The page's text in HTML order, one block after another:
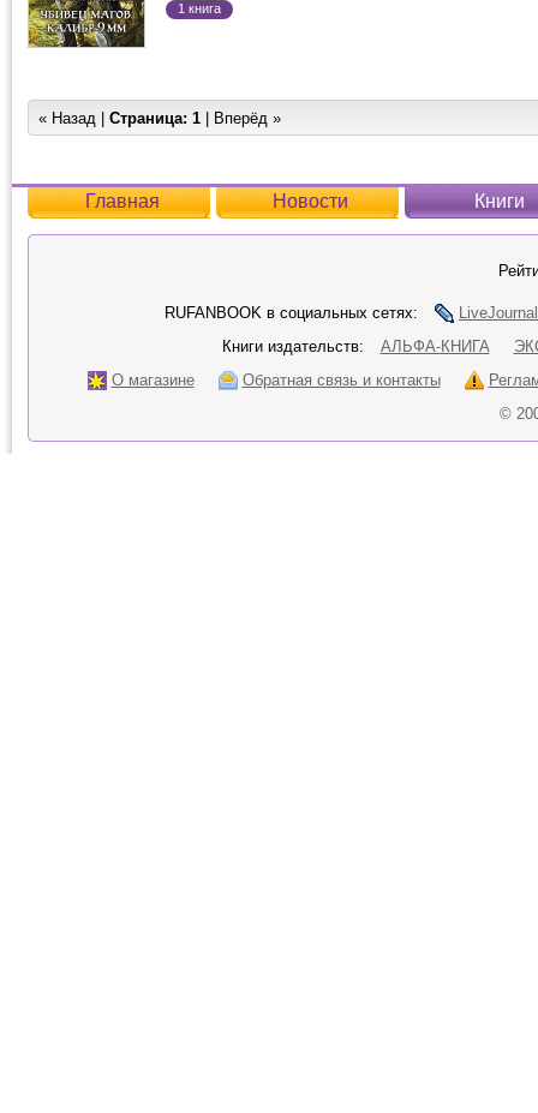
1 книга
« Назад | Страница: 1 | Вперёд »
Главная Новости Книги
RUFANBOOK в социальных сетях:
LiveJournal
Книги издательств:
АЛЬФА-КНИГА
О магазине
Обратная связь и контакты
©